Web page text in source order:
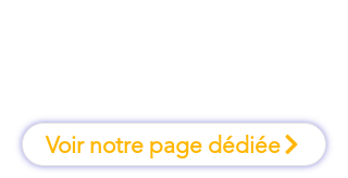
Voir notre page dédiée